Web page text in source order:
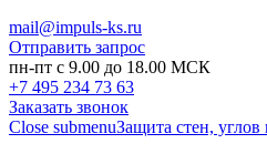
mail@impuls-ks.ru
Отправить запрос
пн-пт с 9.00 до 18.00 МСК
+7 495 234 73 63
Заказать звонок
Close submenuЗащита стен, углов